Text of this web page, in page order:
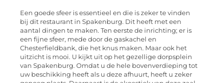
Een goede sfeer is essentieel en die is zeker te vinden
bij dit restaurant in Spakenburg. Dit heeft met een
aantal dingen te maken. Ten eerste de inrichting; er is
een fijne sfeer, mede door de gaskachel en
Chesterfieldbank, die het knus maken. Maar ook het
uitzicht is mooi. U kijkt uit op het gezellige dorpsplein
van Spakenburg. Omdat u de hele bovenverdieping tot
uw beschikking heeft als u deze afhuurt, heeft u zeker